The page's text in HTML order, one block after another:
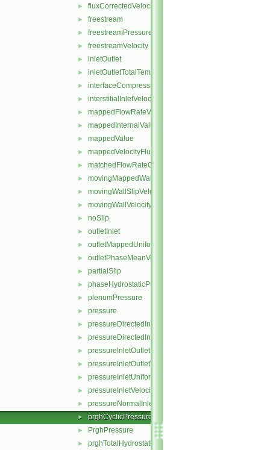
► fluxCorrectedVelocity
► freestream
► freestreamPressure
► freestreamVelocity
► inletOutlet
► inletOutletTotalTemperature
► interfaceCompression
► interstitialInletVelocity
► mappedFlowRateVelocity
► mappedInternalValue
► mappedValue
► mappedVelocityFlux
► matchedFlowRateOutletVelocity
► movingMappedWallVelocity
► movingWallSlipVelocity
► movingWallVelocity
► noSlip
► outletInlet
► outletMappedUniformInlet
► outletPhaseMeanVelocity
► partialSlip
► phaseHydrostaticPressure
► plenumPressure
► pressure
► pressureDirectedInletOutletVelocity
► pressureDirectedInletVelocity
► pressureInletOutletParSlipVelocity
► pressureInletOutletVelocity
► pressureInletUniformVelocity
► pressureInletVelocity
► pressureNormalInletOutletVelocity
► prghCyclicPressure
► PrghPressure
► prghTotalHydrostaticPressure